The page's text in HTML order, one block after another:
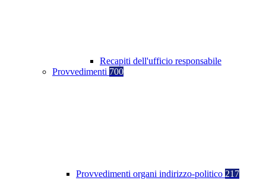
Recapiti dell'ufficio responsabile
Provvedimenti 700
Provvedimenti organi indirizzo-politico 217